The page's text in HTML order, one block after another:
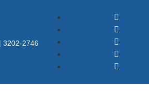
3202-2746